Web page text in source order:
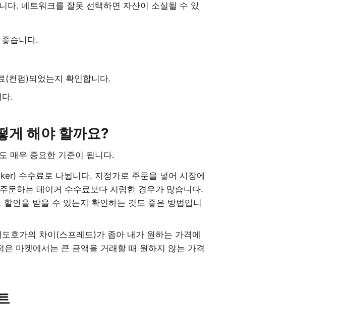
다. 네트워크를 잘못 선택하면 자산이 소실될 수 있
습니다.
(컨펌)되었는지 확인합니다.
.
게 해야 할까요?
매우 중요한 기준이 됩니다.
수수료로 나뉩니다. 지정가로 주문을 넣어 시장에
문하는 테이커 수수료보다 저렴한 경우가 많습니다.
인을 받을 수 있는지 확인하는 것도 좋은 방법입니
호가의 차이(스프레드)가 좁아 내가 원하는 가격에
마켓에서는 큰 금액을 거래할 때 원하지 않는 가격